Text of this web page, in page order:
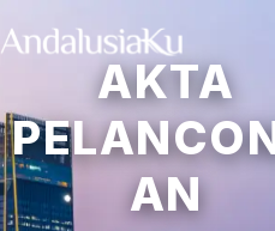
AKTA
AN